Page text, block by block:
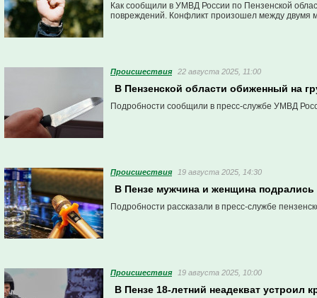
Как сообщили в УМВД России по Пензенской
повреждений. Конфликт произошел между двумя
Проиcшествия 22 августа 2025, 11:00
В Пензенской области обиженный на
Подробности сообщили в пресс-службе УМВД
Проиcшествия 19 августа 2025, 14:30
В Пензе мужчина и женщина подрались
Подробности рассказали в пресс-службе
Проиcшествия 19 августа 2025, 10:00
В Пензе 18-летний неадекват устроил